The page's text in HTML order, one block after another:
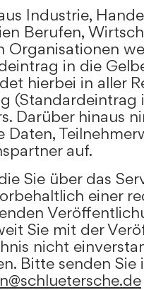
Industrie,
Berufen,
Organisationen
in die
hierbei in aller
(Standardeintrag
Darüber hinaus
Daten,
auf.
Sie über das
einer
Sie mit der
nicht
Bitte senden Sie